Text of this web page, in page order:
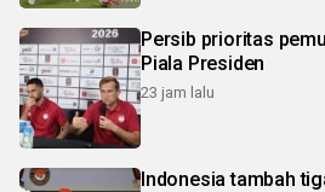
Persib prioritas
Piala Presiden
23 jam lalu
Indonesia tambah